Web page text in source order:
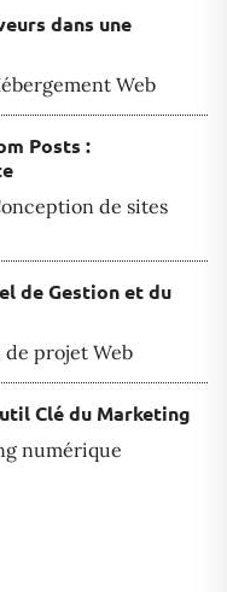
dans une
Web
Posts :
de sites
de Gestion et du
de projet Web
Clé du Marketing
numérique